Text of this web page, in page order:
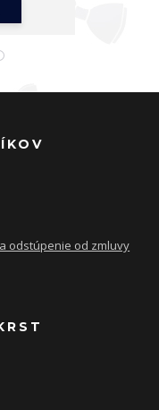
odstúpenie od zmluvy